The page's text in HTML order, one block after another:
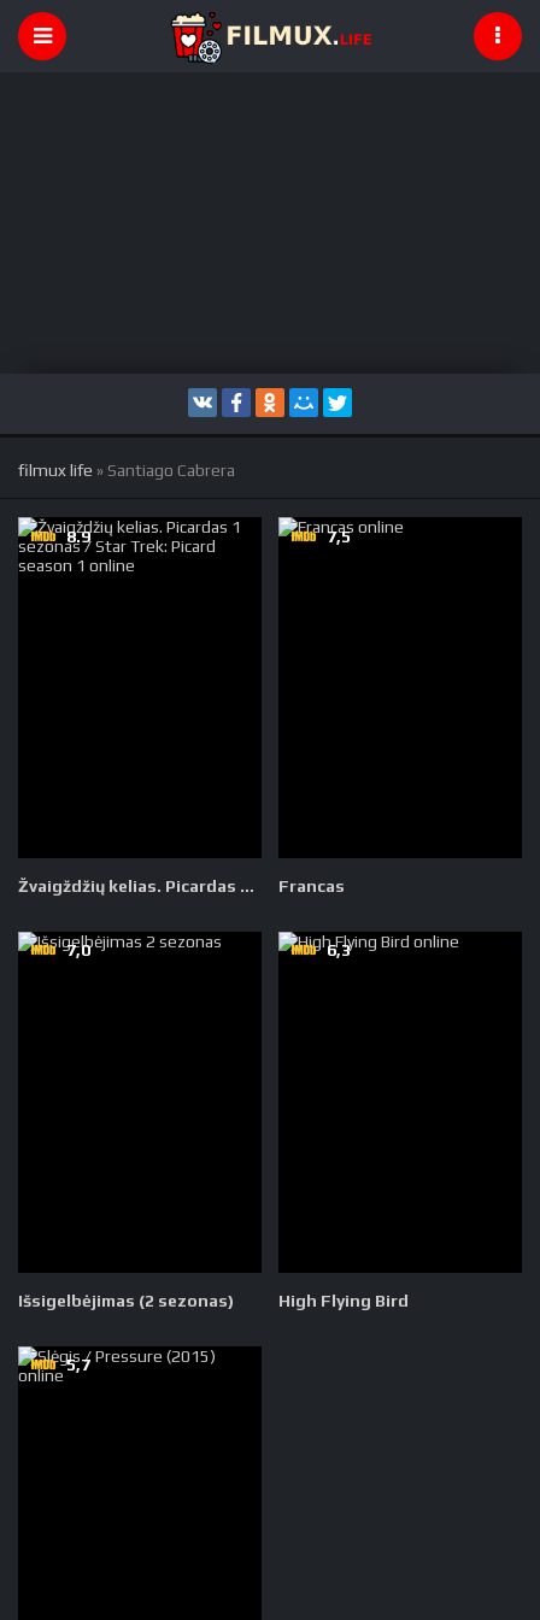
filmux life » Santiago Cabrera
Žvaigždžių kelias. Picardas 1 sezonas
8.9
Francas
7,5
Išsigelbėjimas (2 sezonas)
7,0
High Flying Bird
6,3
5,7